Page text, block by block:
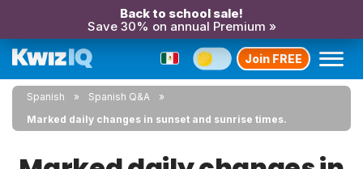
Back to school sale!
Save 30% on annual Premium »
Join FREE
Spanish
Spanish Q&A
Marked daily changes in sunset and sunrise times.